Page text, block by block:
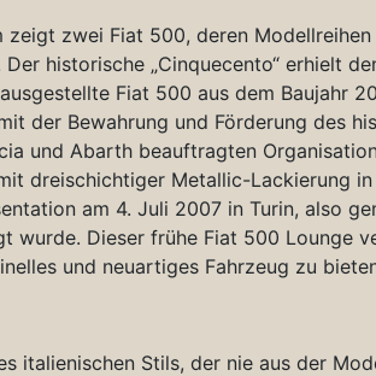
zeigt zwei Fiat 500, deren
Der historische „Cinquecento“ erhielt
Fiat 500 aus dem Baujahr
der Bewahrung und Förderung des
und Abarth beauftragten
dreischichtiger Metallic-Lackierung
am 4. Juli 2007 in Turin, also
wurde. Dieser frühe Fiat 500 Lounge
und neuartiges Fahrzeug zu
italienischen Stils, der nie aus der